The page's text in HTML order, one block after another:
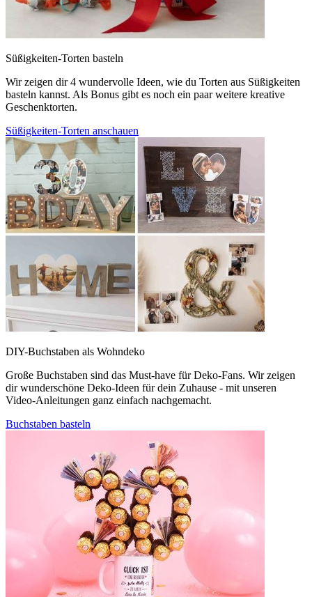
Süßigkeiten-Torten basteln
Wir zeigen dir 4 wundervolle Ideen, wie du Torten aus Süßigkeiten
basteln kannst. Als Bonus gibt es noch ein paar weitere kreative
Geschenktorten.
Süßigkeiten-Torten anschauen
DIY-Buchstaben als Wohndeko
Große Buchstaben sind das Must-have für Deko-Fans. Wir zeigen
dir wunderschöne Deko-Ideen für dein Zuhause - mit unseren
Video-Anleitungen ganz einfach nachgemacht.
Buchstaben basteln